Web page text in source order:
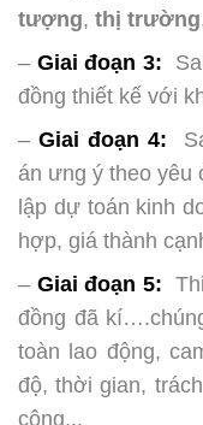
tượng, thị trường
– Giai đoạn 3:
đồng thiết kế với
– Giai đoạn 4:
án ưng ý theo yêu
lập dự toán kinh
hợp, giá thành
– Giai đoạn 5:
đồng đã
toàn lao động,
độ, thời gian,
công...